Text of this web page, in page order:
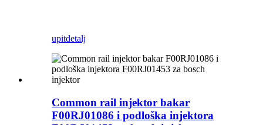
upitdetalj
Common rail injektor bakar
F00RJ01086 i podloška injektora